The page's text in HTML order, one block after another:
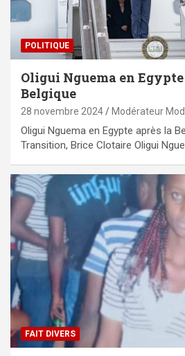
POLITIQUE
Oligui Nguema en
Belgique
28 novembre 2024 Modérateur
Oligui Nguema en Egypte après la
Transition, Brice Clotaire Oligui
FAIT DIVERS